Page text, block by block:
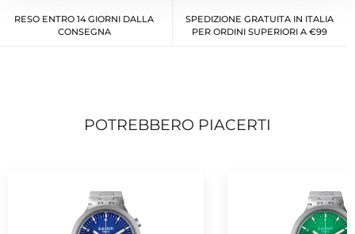
RESO ENTRO 14 GIORNI DALLA
CONSEGNA
SPEDIZIONE GRATUITA IN ITALIA
PER ORDINI SUPERIORI A €99
POTREBBERO PIACERTI